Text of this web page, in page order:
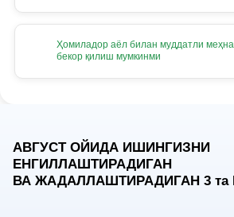
Ҳомиладор аёл билан муддатли
бекор қилиш мумкинми
АВГУСТ ОЙИДА ИШИНГИЗНИ
ЕНГИЛЛАШТИРАДИГАН
ВА ЖАДАЛЛАШТИРАДИГАН 3 та